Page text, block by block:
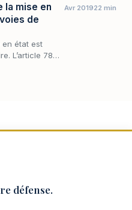
la mise en
de
en état est
L’article 780
Avr 201922 min
défense.